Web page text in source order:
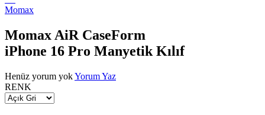
Momax
Momax AiR CaseForm
iPhone 16 Pro Manyetik Kılıf
Henüz yorum yokYorum Yaz
RENK